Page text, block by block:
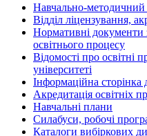
Навчально-методичний
Відділ ліцензування,
Нормативні документи
освітнього процесу
Відомості про освітні
університеті
Інформаційна сторінка
Акредитація освітніх
Навчальні плани
Силабуси, робочі
Каталоги вибіркових